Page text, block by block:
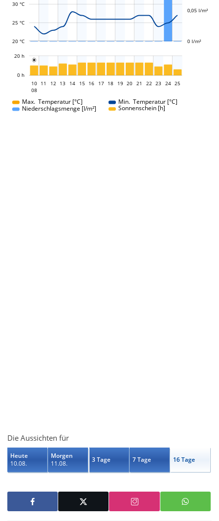
20 °C
25 °C
30 °C
0 l/m²
0,05 l/m²

0 h
20 h
10
10
08
11 12 13 14 15 16 17 18 19 20 21 22 23 24 25
Max. Temperatur [°C]
Min. Temperatur [°C]
Niederschlagsmenge [l/m²]
Sonnenschein [h]
Die Aussichten für
Heute
10.08.
Morgen
11.08.
3 Tage 7 Tage 16 Tage